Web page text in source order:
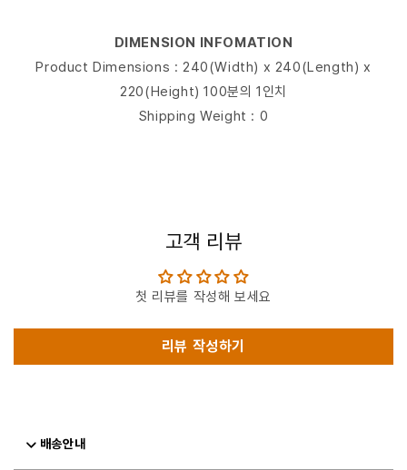
DIMENSION INFOMATION
Product Dimensions : 240(Width) x 240(Length) x
220(Height) 100분의 1인치
Shipping Weight : 0
고객 리뷰
첫 리뷰를 작성해 보세요
리뷰 작성하기
배송안내